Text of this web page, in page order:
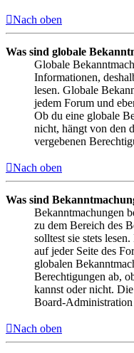
Nach oben
Was sind globale
Globale
Informationen,
lesen. Globale
jedem Forum und
Ob du eine globale
nicht, hängt von den
vergebenen
Nach oben
Was sind
Bekanntmachungen
zu dem Bereich des
solltest sie stets
auf jeder Seite des
globalen
Berechtigungen ab,
kannst oder nicht.
Board-Administration
Nach oben